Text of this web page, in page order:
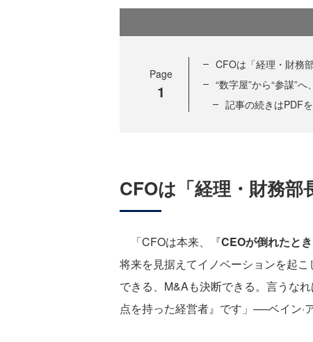
Page
1
CFOは「経理・財務
“数字屋”から“参謀”
記事の続きはPDF
CFOは「経理・財務
「CFOは本来、『CEOが倒れたと
将来を見据えてイノベーションを起
できる、M&Aも決断できる。言うな
点を持った経営者』です」──ベイン·